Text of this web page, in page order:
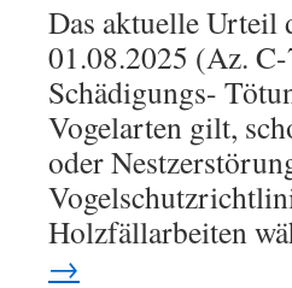
Das aktuelle Urteil
01.08.2025 (Az.
Schädigungs-
Vogelarten gilt,
oder
Holzfällarbeiten
→